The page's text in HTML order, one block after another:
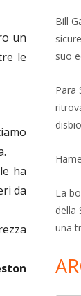
un
le
ha
da
Bill
suo
Para
La
della
una